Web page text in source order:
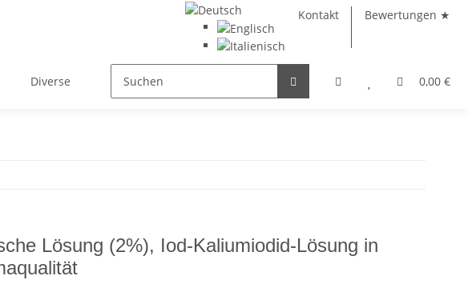
Kontakt Bewertungen ★
0,00 €
Diverse Zeolith
Lösung (2%), Iod-Kaliumiodid-Lösung in